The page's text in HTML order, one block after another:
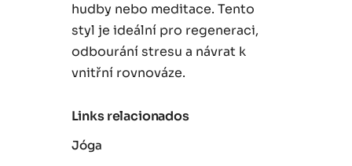
hudby nebo meditace. Tento
styl je ideální pro regeneraci,
odbourání stresu a návrat k
vnitřní rovnováze.
Links relacionados
Jóga